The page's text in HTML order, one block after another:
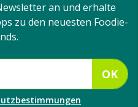
an und erhalte
zu den neuesten Foodie-
OK